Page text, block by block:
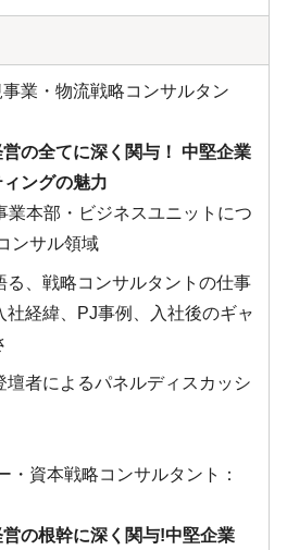
事業・物流戦略コンサルタン
の全てに深く関与！ 中堅企業
ングの魅力
業本部・ビジネスユニットにつ
ンサル領域
る、戦略コンサルタントの仕事
社経緯、PJ事例、入社後のギャ
壇者によるパネルディスカッシ
・資本戦略コンサルタント：
の根幹に深く関与!中堅企業